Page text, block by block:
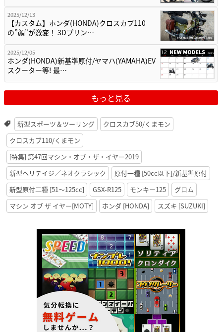
2025/12/13
【カスタム】ホンダ(HONDA)クロスカブ110
の”顔”が激変！ 3Dプリン…
2025/12/05
ホンダ(HONDA)新基準原付/ヤマハ(YAMAHA)EV
スクーター等! 最…
もっと見る
新型スポーツ＆ツーリング
クロスカブ50/くまモン
クロスカブ110/くまモン
[特集] 第47回マシン・オブ・ザ・イヤー2019
新型ヘリテイジ／ネオクラシック
原付一種 [50cc以下]/新基準原付
新型原付二種 [51〜125cc]
GSX-R125 モンキー125
グロム
マシン オブ ザ イヤー[MOTY]
ホンダ [HONDA] スズキ [SUZUKI]